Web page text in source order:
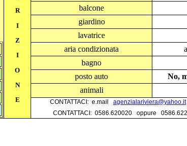
R
I
Z
I
O
N
E
balcone
giardino
lavatrice
aria condizionata
bagno
posto auto
No,
animali
CONTATTACI: e.mail agenzialariviera@yahoo.it
CONTATTACI: 0586.620020 oppure